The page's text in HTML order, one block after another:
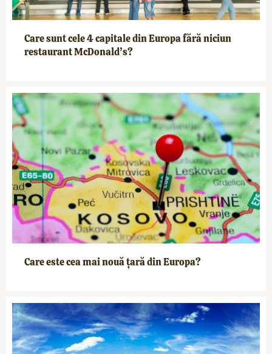
Care sunt cele 4 capitale din Europa fără niciun
restaurant McDonald’s?
Care este cea mai nouă țară din Europa?